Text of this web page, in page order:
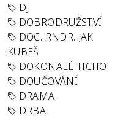
DJ
DOBRODRUŽSTVÍ
DOC. RNDR. JAK
KUBEŠ
DOKONALÉ TICHO
DOUČOVÁNÍ
DRAMA
DRBA